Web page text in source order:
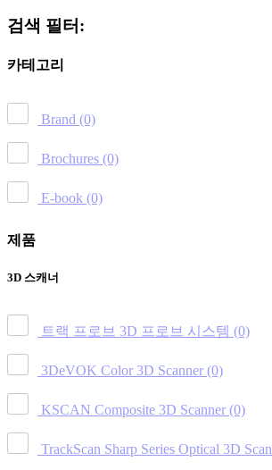
검색 필터:
카테고리
Brand (0)
Brochures (0)
E-book (0)
제품
3D 스캐너
트랙 프로브 3D 프로브 시스템 (0)
3DeVOK Color 3D Scanner (0)
KSCAN Composite 3D Scanner (0)
TrackScan Sharp Series Optical 3D